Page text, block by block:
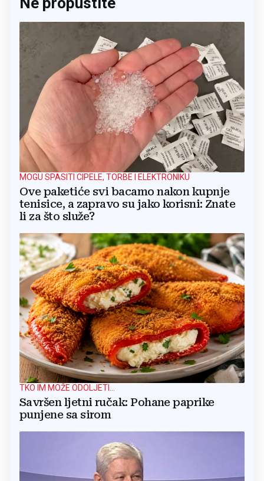
MOGU SPASITI CIPELE, TORBE I ELEKTRONIKU
Ove paketiće svi bacamo nakon kupnje
tenisice, a zapravo su jako korisni: Znate
li za što služe?
TKO IM MOŽE ODOLJETI...
Savršen ljetni ručak: Pohane paprike
punjene sa sirom